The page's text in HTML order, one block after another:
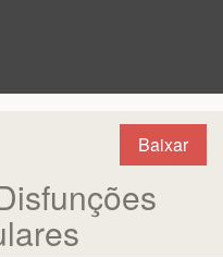
Baixar